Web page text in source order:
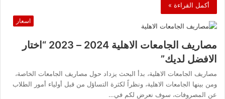
أكمل القراءة »
اسعار
مصاريف الجامعات الاهلية 2024 – 2023 “اختار
الافضل لديك”
مصاريف الجامعات الاهلية، بدأ البحث يزداد حول مصاريف الجامعات الخاصة،
ومن بينها الجامعات الاهلية، ونظراً لكثرة التساؤل من قبل أولياء أمور الطلاب
عن المصروفات، سوف نعرض لكم في…